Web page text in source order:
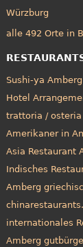
Würzburg
alle 492 Orte in
Sushi-ya Amberg
Hotel
trattoria /
Amerikaner in
Asia Restaurant
Indisches
Amberg
internationales
Amberg